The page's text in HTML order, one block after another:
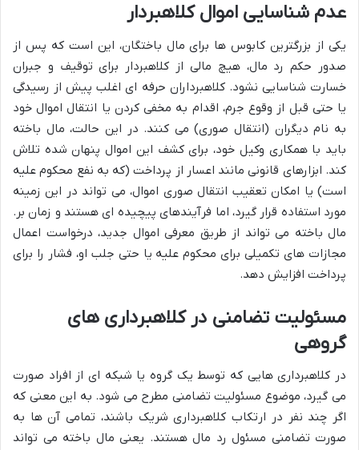
عدم شناسایی اموال کلاهبردار
یکی از بزرگترین کابوس ها برای مال باختگان، این است که پس از
صدور حکم رد مال، هیچ مالی از کلاهبردار برای توقیف و جبران
خسارت شناسایی نشود. کلاهبرداران حرفه ای اغلب پیش از رسیدگی
یا حتی قبل از وقوع جرم، اقدام به مخفی کردن یا انتقال اموال خود
به نام دیگران (انتقال صوری) می کنند. در این حالت، مال باخته
باید با همکاری وکیل خود، برای کشف این اموال پنهان شده تلاش
کند. ابزارهای قانونی مانند اعسار از پرداخت (که به نفع محکوم علیه
است) یا امکان تعقیب انتقال صوری اموال، می تواند در این زمینه
مورد استفاده قرار گیرد، اما فرآیندهای پیچیده ای هستند و زمان بر.
مال باخته می تواند از طریق معرفی اموال جدید، درخواست اعمال
مجازات های تکمیلی برای محکوم علیه یا حتی جلب او، فشار را برای
پرداخت افزایش دهد.
مسئولیت تضامنی در کلاهبرداری های
گروهی
در کلاهبرداری هایی که توسط یک گروه یا شبکه ای از افراد صورت
می گیرد، موضوع مسئولیت تضامنی مطرح می شود. به این معنی که
اگر چند نفر در ارتکاب کلاهبرداری شریک باشند، تمامی آن ها به
صورت تضامنی مسئول رد مال هستند. یعنی مال باخته می تواند